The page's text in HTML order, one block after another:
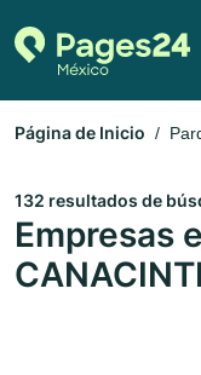
Página de Inicio
132 resultados de
Empresas